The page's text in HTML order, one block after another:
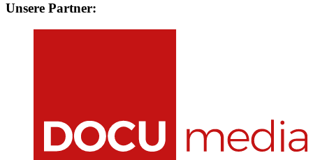
Unsere Partner: